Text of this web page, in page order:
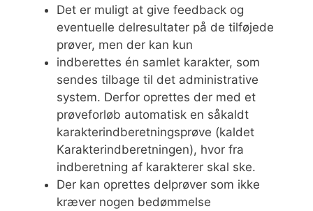
Det er muligt at give feedback og
eventuelle delresultater på de tilføjede
prøver, men der kan kun
indberettes én samlet karakter, som
sendes tilbage til det administrative
system. Derfor oprettes der med et
prøveforløb automatisk en såkaldt
karakterindberetningsprøve (kaldet
Karakterindberetningen), hvor fra
indberetning af karakterer skal ske.
Der kan oprettes delprøver som ikke
kræver nogen bedømmelse